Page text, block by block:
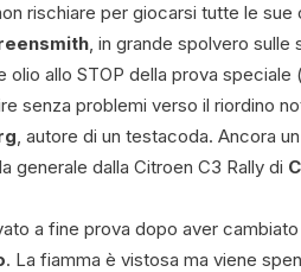
rischiare per giocarsi tutte le sue
, in grande spolvero sulle
olio allo STOP della prova
senza problemi verso il riordino
, autore di un testacoda. Ancora
generale dalla Citroen C3 Rally di
a fine prova dopo aver
. La fiamma è vistosa ma viene